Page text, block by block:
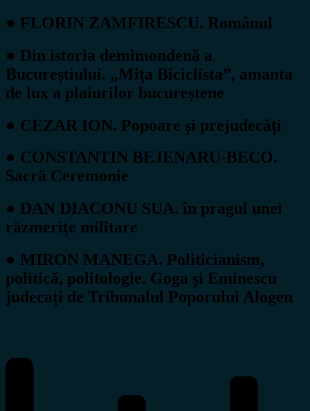
● FLORIN ZAMFIRESCU. Românul
● Din istoria demimondenă a
Bucureștiului. „Miţa Biciclista”, amanta
de lux a plaiurilor bucureștene
● CEZAR ION. Popoare și prejudecăți
● CONSTANTIN BEJENARU-BECO.
Sacră Ceremonie
● DAN DIACONU SUA. în pragul unei
răzmerițe militare
● MIRON MANEGA. Politicianism,
politică, politologie. Goga și Eminescu
judecați de Tribunalul Poporului Alogen